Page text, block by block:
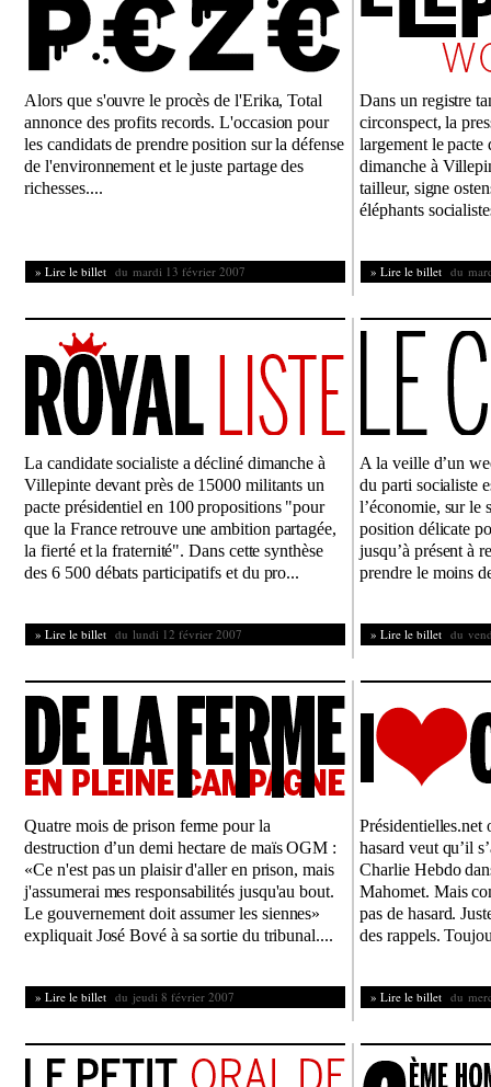
Alors que s'ouvre le procès de l'Erika, Total
annonce des profits records. L'occasion pour
les candidats de prendre position sur la défense
de l'environnement et le juste partage des
richesses....
» Lire le billet du mardi 13 février 2007
Dans un registre
circonspect, la
largement le pacte
dimanche à
tailleur, signe
éléphants
» Lire le billet du
La candidate socialiste a décliné dimanche à
Villepinte devant près de 15000 militants un
pacte présidentiel en 100 propositions "pour
que la France retrouve une ambition partagée,
la fierté et la fraternité". Dans cette synthèse
des 6 500 débats participatifs et du pro...
» Lire le billet du lundi 12 février 2007
A la veille d’un
du parti socialiste
l’économie, sur le
position délicate
jusqu’à présent à
prendre le moins
» Lire le billet du
Quatre mois de prison ferme pour la
destruction d’un demi hectare de maïs OGM :
«Ce n'est pas un plaisir d'aller en prison, mais
j'assumerai mes responsabilités jusqu'au bout.
Le gouvernement doit assumer les siennes»
expliquait José Bové à sa sortie du tribunal....
» Lire le billet du jeudi 8 février 2007
Présidentielles.net
hasard veut qu’il
Charlie Hebdo
Mahomet. Mais
pas de hasard.
des rappels.
» Lire le billet du